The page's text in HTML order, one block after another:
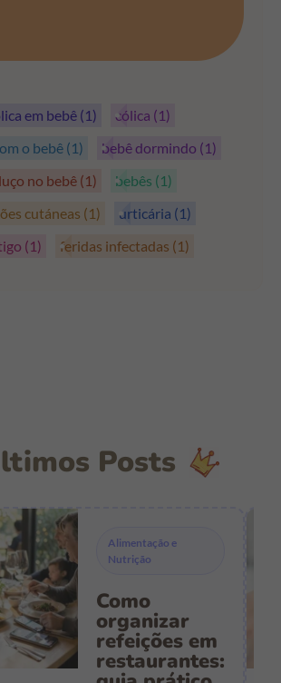
em bebê (1) cólica (1)
o bebê (1) bebê dormindo (1)
no bebê (1) bebês (1)
cutáneas (1) urticária (1)
(1) feridas infectadas (1)
Posts
Alimentação e
Nutrição
Como
organizar
refeições em
restaurantes: